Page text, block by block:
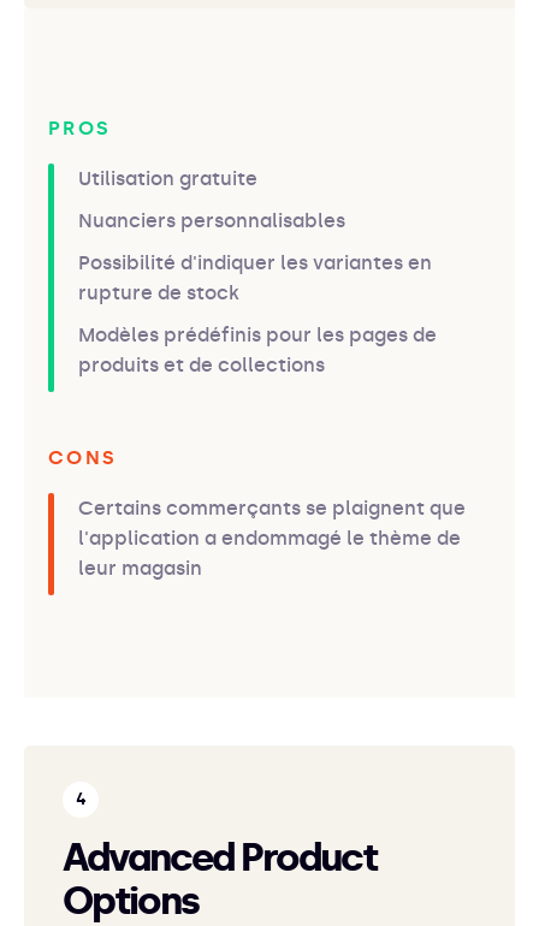
PROS
Utilisation gratuite
Nuanciers personnalisables
Possibilité d'indiquer les variantes en
rupture de stock
Modèles prédéfinis pour les pages de
produits et de collections
CONS
Certains commerçants se plaignent que
l'application a endommagé le thème de
leur magasin
Advanced Product
Options